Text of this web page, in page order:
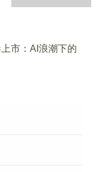
市：AI浪潮下的